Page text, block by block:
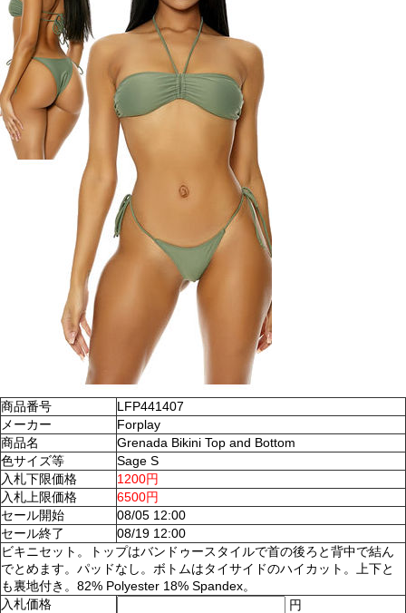
商品番号
LFP441407
メーカー
Forplay
商品名
Grenada Bikini Top and Bottom
色サイズ等
Sage S
入札下限価格
1200円
入札上限価格
6500円
セール開始
08/05 12:00
セール終了
08/19 12:00
ビキニセット。トップはバンドゥースタイルで首の後ろと背中で結ん
でとめます。パッドなし。ボトムはタイサイドのハイカット。上下と
も裏地付き。82% Polyester 18% Spandex。
入札価格
円